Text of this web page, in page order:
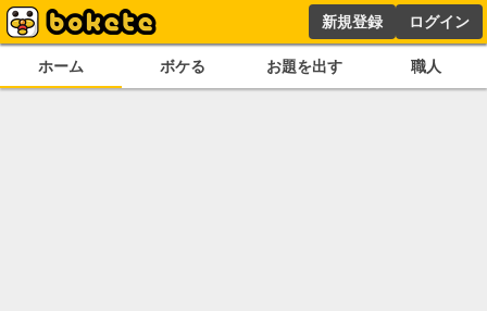
新規登録 ログイン
ホーム ボケる お題を出す 職人